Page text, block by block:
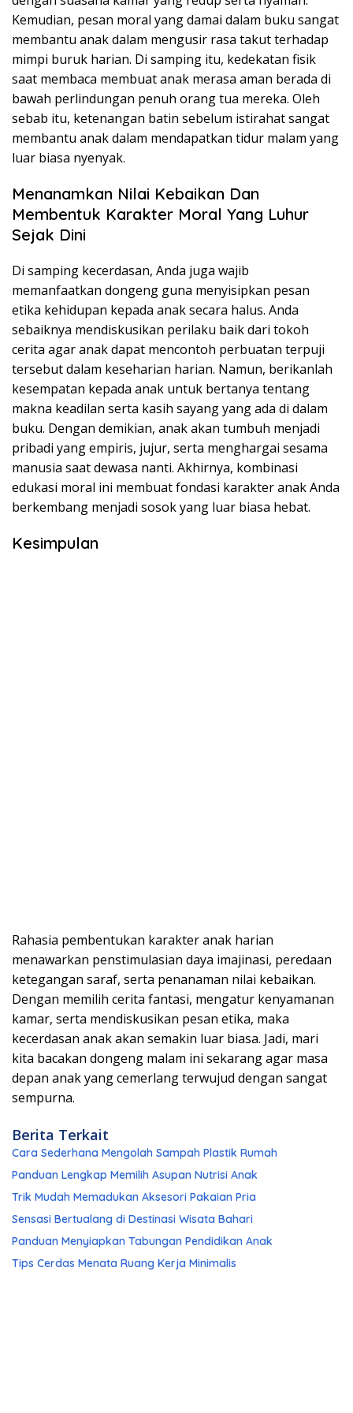
Kemudian, pesan moral yang damai dalam buku sangat
membantu anak dalam mengusir rasa takut terhadap
mimpi buruk harian. Di samping itu, kedekatan fisik
saat membaca membuat anak merasa aman berada di
bawah perlindungan penuh orang tua mereka. Oleh
sebab itu, ketenangan batin sebelum istirahat sangat
membantu anak dalam mendapatkan tidur malam yang
luar biasa nyenyak.
Menanamkan Nilai Kebaikan Dan
Membentuk Karakter Moral Yang Luhur
Sejak Dini
Di samping kecerdasan, Anda juga wajib
memanfaatkan dongeng guna menyisipkan pesan
etika kehidupan kepada anak secara halus. Anda
sebaiknya mendiskusikan perilaku baik dari tokoh
cerita agar anak dapat mencontoh perbuatan terpuji
tersebut dalam keseharian harian. Namun, berikanlah
kesempatan kepada anak untuk bertanya tentang
makna keadilan serta kasih sayang yang ada di dalam
buku. Dengan demikian, anak akan tumbuh menjadi
pribadi yang empiris, jujur, serta menghargai sesama
manusia saat dewasa nanti. Akhirnya, kombinasi
edukasi moral ini membuat fondasi karakter anak Anda
berkembang menjadi sosok yang luar biasa hebat.
Kesimpulan
Rahasia pembentukan karakter anak harian
menawarkan penstimulasian daya imajinasi, peredaan
ketegangan saraf, serta penanaman nilai kebaikan.
Dengan memilih cerita fantasi, mengatur kenyamanan
kamar, serta mendiskusikan pesan etika, maka
kecerdasan anak akan semakin luar biasa. Jadi, mari
kita bacakan dongeng malam ini sekarang agar masa
depan anak yang cemerlang terwujud dengan sangat
sempurna.
Berita Terkait
Cara Sederhana Mengolah Sampah Plastik Rumah
Panduan Lengkap Memilih Asupan Nutrisi Anak
Trik Mudah Memadukan Aksesori Pakaian Pria
Sensasi Bertualang di Destinasi Wisata Bahari
Panduan Menyiapkan Tabungan Pendidikan Anak
Tips Cerdas Menata Ruang Kerja Minimalis